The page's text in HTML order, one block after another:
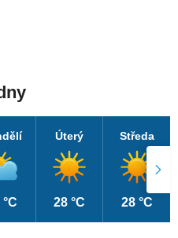
Úterý
28 °C
Středa
28 °C